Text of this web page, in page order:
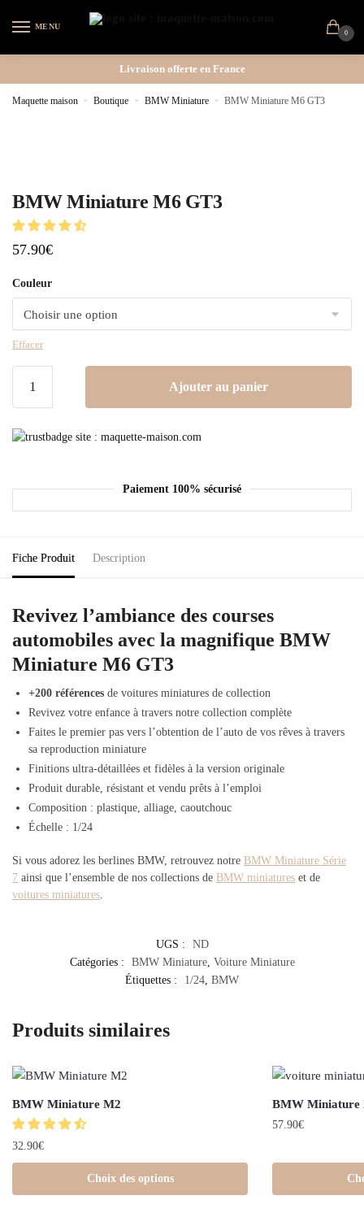
MENU
0
Livraison offerte en France
Maquette maison » Boutique » BMW Miniature » BMW Miniature M6 GT3
BMW Miniature M6 GT3
57.90€
Couleur
Effacer
Ajouter au panier
Paiement 100% sécurisé
Fiche Produit Description
Revivez l’ambiance des courses
automobiles avec la magnifique BMW
Miniature M6 GT3
+200 références de voitures miniatures de collection
Revivez votre enfance à travers notre collection complète
Faites le premier pas vers l’obtention de l’auto de vos rêves à travers
sa reproduction miniature
Finitions ultra-détaillées et fidèles à la version originale
Produit durable, résistant et vendu prêts à l’emploi
Composition : plastique, alliage, caoutchouc
Échelle : 1/24
Si vous adorez les berlines BMW, retrouvez notre BMW Miniature Série
7 ainsi que l’ensemble de nos collections de BMW miniatures et de
voitures miniatures.
UGS :
ND
Catégories :
BMW Miniature, Voiture Miniature
Étiquettes :
1/24, BMW
Produits similaires
BMW Miniature M2
32.90€
Choix des options
BMW Miniature
57.90€